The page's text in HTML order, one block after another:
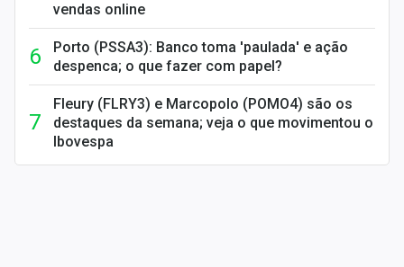
vendas online
Porto (PSSA3): Banco toma 'paulada' e ação
despenca; o que fazer com papel?
Fleury (FLRY3) e Marcopolo (POMO4) são os
destaques da semana; veja o que movimentou o
Ibovespa